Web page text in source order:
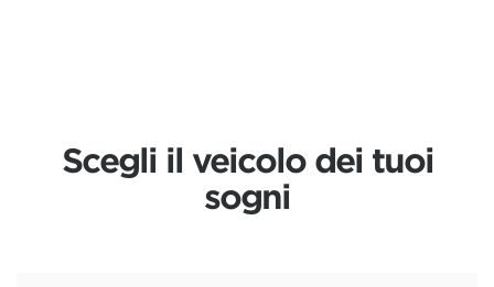
Scegli il veicolo dei tuoi
sogni